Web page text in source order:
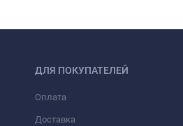
ДЛЯ ПОКУПАТЕЛЕЙ
Оплата
Доставка